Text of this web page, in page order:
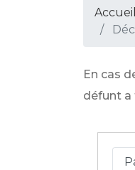
En cas
défunt a